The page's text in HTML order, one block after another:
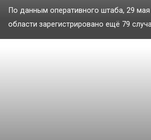
По данным оперативного штаба, 29
области зарегистрировано ещё 79